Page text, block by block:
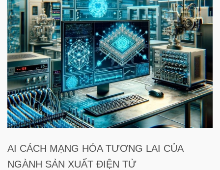
AI CÁCH MẠNG HÓA TƯƠNG LAI CỦA
NGÀNH SẢN XUẤT ĐIỆN TỬ